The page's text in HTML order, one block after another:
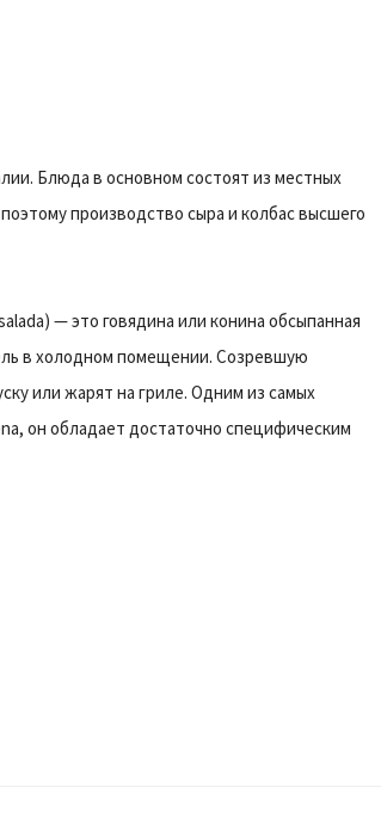
Блюда в основном состоят из местных
производство сыра и колбас высшего
— это говядина или конина обсыпанная
в холодном помещении. Созревшую
или жарят на гриле. Одним из самых
он обладает достаточно специфическим